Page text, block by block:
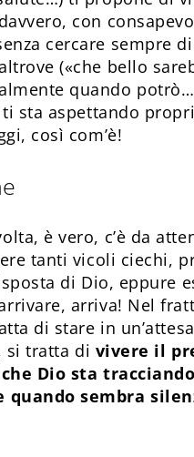
con
cercare sempre
(«che bello
quando
sta aspettando
così com’è!
è vero, c’è da
tanti vicoli ciechi,
di Dio, eppure
arriva! Nel
di stare in
si tratta di vivere il
Dio sta
quando sembra